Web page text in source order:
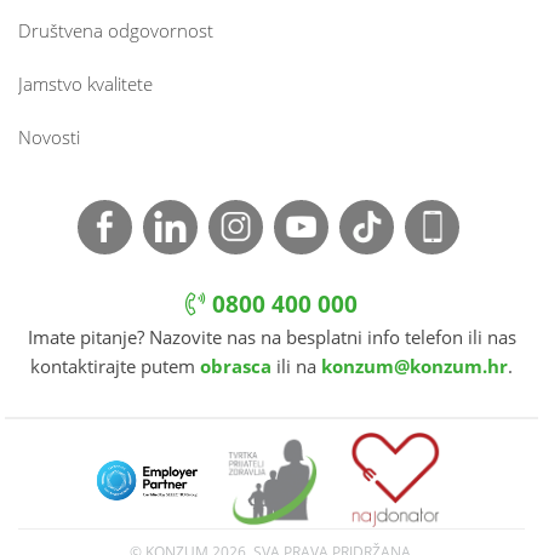
Društvena odgovornost
Jamstvo kvalitete
Novosti
0800 400 000
Imate pitanje? Nazovite nas na besplatni info telefon ili nas
kontaktirajte putem obrasca ili na konzum@konzum.hr.